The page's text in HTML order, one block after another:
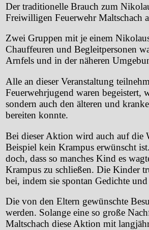
Der traditionelle Brauch zum
Freiwilligen Feuerwehr Maltschach
Zwei Gruppen mit je einem
Chauffeuren und Begleitpersonen
Arnfels und in der näheren
Alle an dieser Veranstaltung
Feuerwehrjugend waren
sondern auch den älteren und
bereiten konnte.
Bei dieser Aktion wird auch auf die
Beispiel kein Krampus erwünscht
doch, dass so manches Kind es
Krampus zu schließen. Die Kinder
bei, indem sie spontan Gedichte
Die von den Eltern gewünschte
werden. Solange eine so große
Maltschach diese Aktion mit